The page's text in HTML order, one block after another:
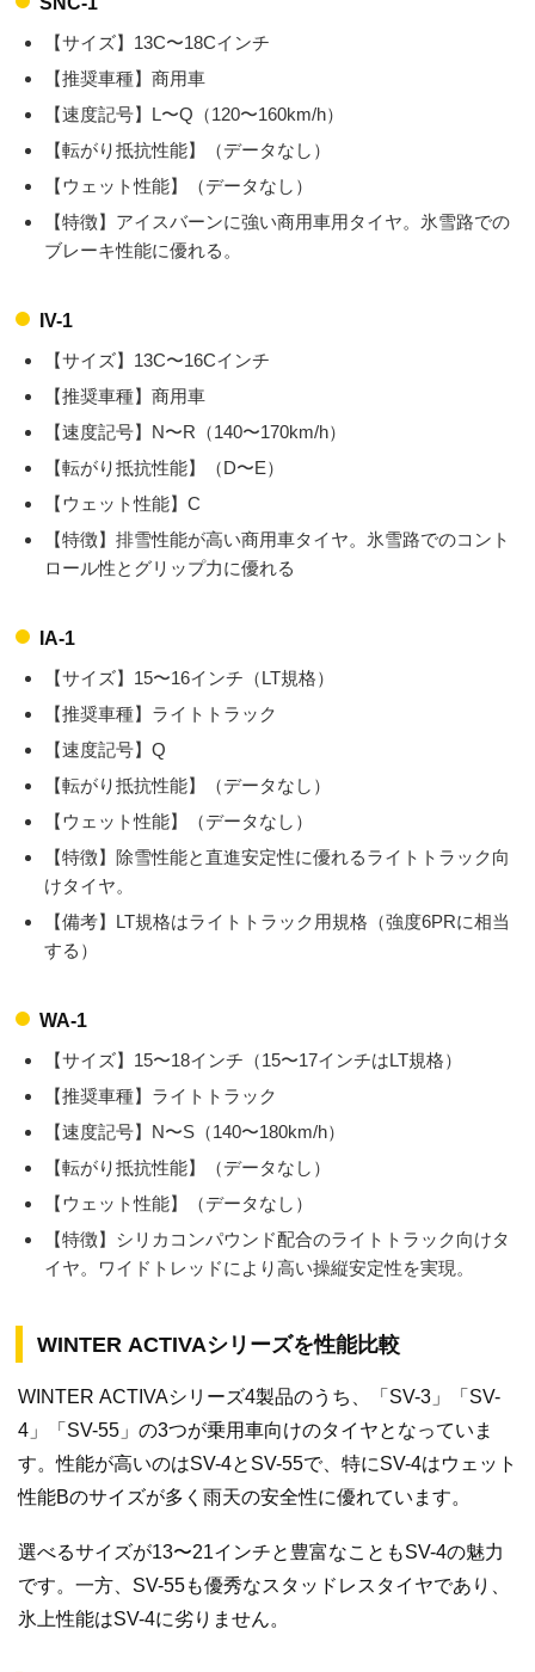
【サイズ】13C〜18Cインチ
【推奨車種】商用車
【速度記号】L〜Q（120〜160km/h）
【転がり抵抗性能】（データなし）
【ウェット性能】（データなし）
【特徴】アイスバーンに強い商用車用タイヤ。氷雪路での
ブレーキ性能に優れる。
IV-1
【サイズ】13C〜16Cインチ
【推奨車種】商用車
【速度記号】N〜R（140〜170km/h）
【転がり抵抗性能】（D〜E）
【ウェット性能】C
【特徴】排雪性能が高い商用車タイヤ。氷雪路でのコント
ロール性とグリップ力に優れる
IA-1
【サイズ】15〜16インチ（LT規格）
【推奨車種】ライトトラック
【速度記号】Q
【転がり抵抗性能】（データなし）
【ウェット性能】（データなし）
【特徴】除雪性能と直進安定性に優れるライトトラック向
けタイヤ。
【備考】LT規格はライトトラック用規格（強度6PRに相当
する）
WA-1
【サイズ】15〜18インチ（15〜17インチはLT規格）
【推奨車種】ライトトラック
【速度記号】N〜S（140〜180km/h）
【転がり抵抗性能】（データなし）
【ウェット性能】（データなし）
【特徴】シリカコンパウンド配合のライトトラック向けタ
イヤ。ワイドトレッドにより高い操縦安定性を実現。
WINTER ACTIVAシリーズを性能比較
WINTER ACTIVAシリーズ4製品のうち、「SV-3」「SV-
4」「SV-55」の3つが乗用車向けのタイヤとなっていま
す。性能が高いのはSV-4とSV-55で、特にSV-4はウェット
性能Bのサイズが多く雨天の安全性に優れています。
選べるサイズが13〜21インチと豊富なこともSV-4の魅力
です。一方、SV-55も優秀なスタッドレスタイヤであり、
氷上性能はSV-4に劣りません。